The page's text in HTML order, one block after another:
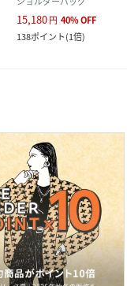
15,180円 40%OFF
138ポイント(1倍)